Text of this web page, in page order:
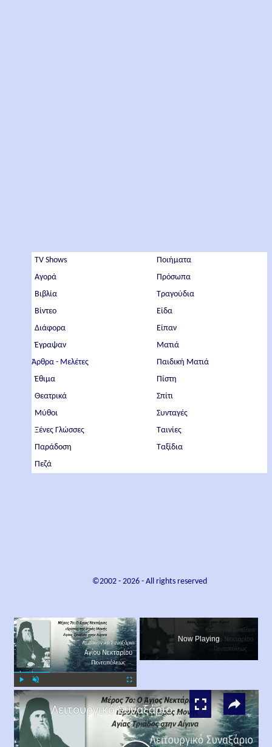
TV Shows
Αγορά
Βιβλία
Βίντεο
Διάφορα
Έγραψαν
Άρθρα - Μελέτες
Έθιμα
Θεατρικά
Μύθοι
Ξένες Γλώσσες
Παράδοση
Πεζά
Ποιήματα
Πρόσωπα
Τραγούδια
Είδα
Είπαν
Ματιά
Παιδική Ματιά
Πίστη
Σπίτι
Συνταγές
Ταινίες
Ταξίδια
©2002 - 2026- All rights reserved
×
Play Unmute Fullscreen
Now Playing
×
Λειτουργικό Συναξάριο Αγίου Νεκταρίου Πενταπόλεως | Μέρος 7ο